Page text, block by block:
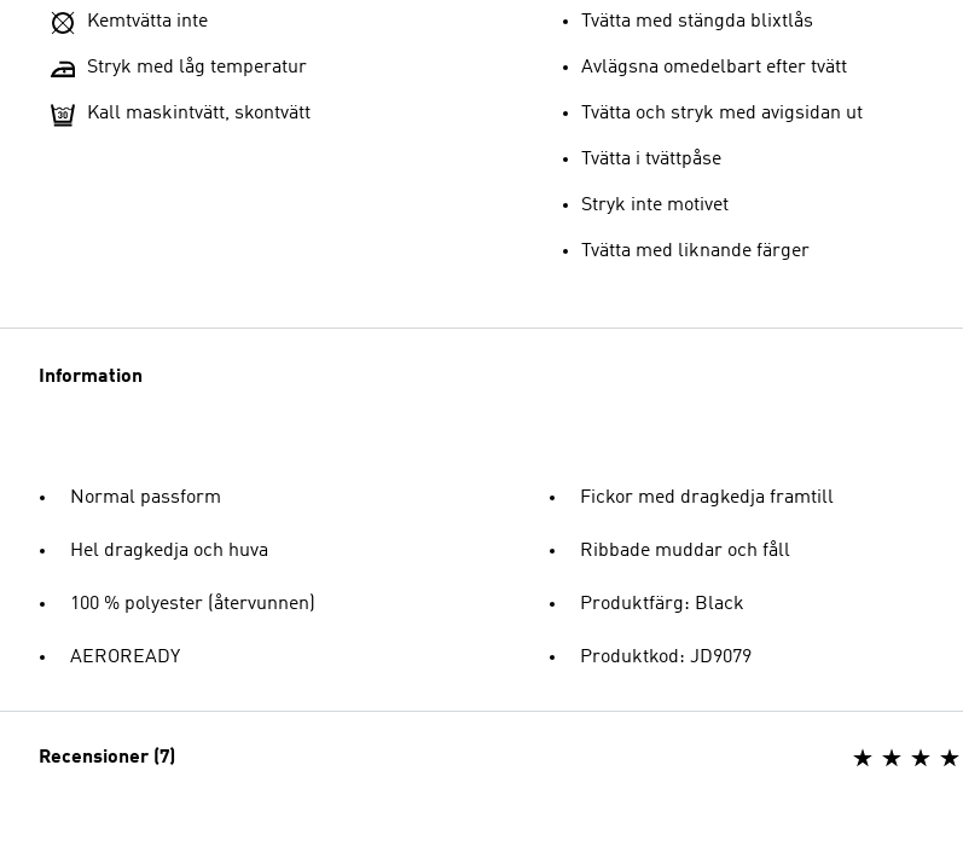
Kemtvätta inte
Stryk med låg temperatur
Kall maskintvätt, skontvätt
Tvätta med stängda blixtlås
Avlägsna omedelbart efter tvätt
Tvätta och stryk med avigsidan ut
Tvätta i tvättpåse
Stryk inte motivet
Tvätta med liknande färger
Information
Normal passform
Hel dragkedja och huva
100 % polyester (återvunnen)
AEROREADY
Fickor med dragkedja framtill
Ribbade muddar och fåll
Produktfärg: Black
Produktkod: JD9079
Recensioner (7)